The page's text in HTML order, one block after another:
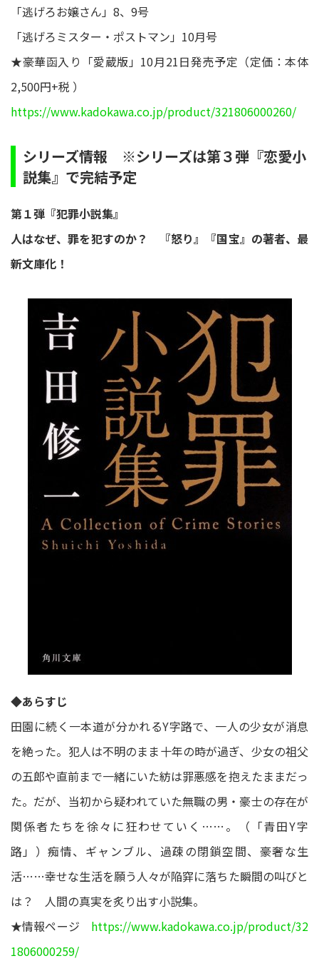
「逃げろお嬢さん」8、9号
「逃げろミスター・ポストマン」10月号
★豪華函入り「愛蔵版」10月21日発売予定（定価：本体
2,500円+税 ）
https://www.kadokawa.co.jp/product/321806000260/
シリーズ情報 ※シリーズは第３弾『恋愛小
説集』で完結予定
第１弾『犯罪小説集』
人はなぜ、罪を犯すのか？ 『怒り』『国宝』の著者、最
新文庫化！
◆あらすじ
田園に続く一本道が分かれるY字路で、一人の少女が消息
を絶った。犯人は不明のまま十年の時が過ぎ、少女の祖父
の五郎や直前まで一緒にいた紡は罪悪感を抱えたままだっ
た。だが、当初から疑われていた無職の男・豪士の存在が
関係者たちを徐々に狂わせていく……。（「青田Y字
路」）痴情、ギャンブル、過疎の閉鎖空間、豪奢な生
活……幸せな生活を願う人々が陥穽に落ちた瞬間の叫びと
は？ 人間の真実を炙り出す小説集。
★情報ページ https://www.kadokawa.co.jp/product/32
1806000259/